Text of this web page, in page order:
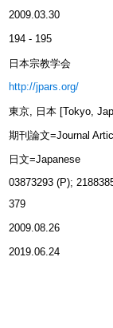
2009.03.30
194 - 195
日本宗教学会
http://jpars.org/
東京, 日本 [Tokyo,
期刊論文=Journal
日文=Japanese
03873293 (P);
379
2009.08.26
2019.06.24